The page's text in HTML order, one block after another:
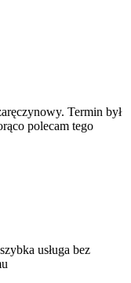
Termin był
polecam tego
usługa bez